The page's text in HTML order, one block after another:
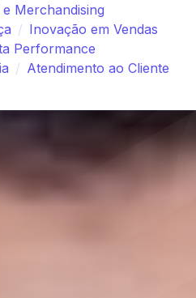
Merchandising
Inovação em Vendas
Performance
Atendimento ao Cliente